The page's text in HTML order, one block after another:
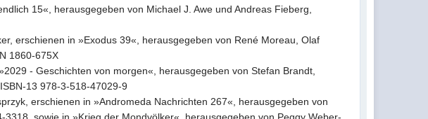
15«, herausgegeben von Michael J. Awe und Andreas Fieberg,
erschienen in »Exodus 39«, herausgegeben von René Moreau, Olaf
1860-675X
- Geschichten von morgen«, herausgegeben von Stefan Brandt,
13 978-3-518-47029-9
erschienen in »Andromeda Nachrichten 267«, herausgegeben von